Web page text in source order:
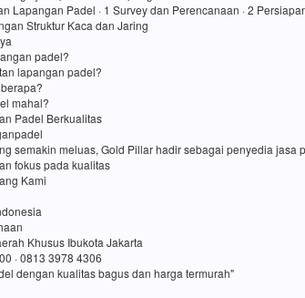
Lapangan Padel · 1 Survey dan Perencanaan · 2
Struktur Kaca dan Jaring
padel?
lapangan padel?
mahal?
Padel Berkualitas
semakin meluas, Gold Pillar hadir sebagai penyedia jasa
fokus pada kualitas
Kami
Khusus Ibukota Jakarta
· 0813 3978 4306
dengan kualitas bagus dan harga termurah"